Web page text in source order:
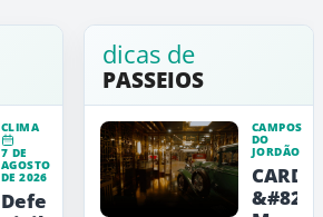
CLIMA
7 DE
AGOSTO
DE 2026
Defesa
dicas de
PASSEIOS
CAMPOS
DO
JORDÃO
CARDE